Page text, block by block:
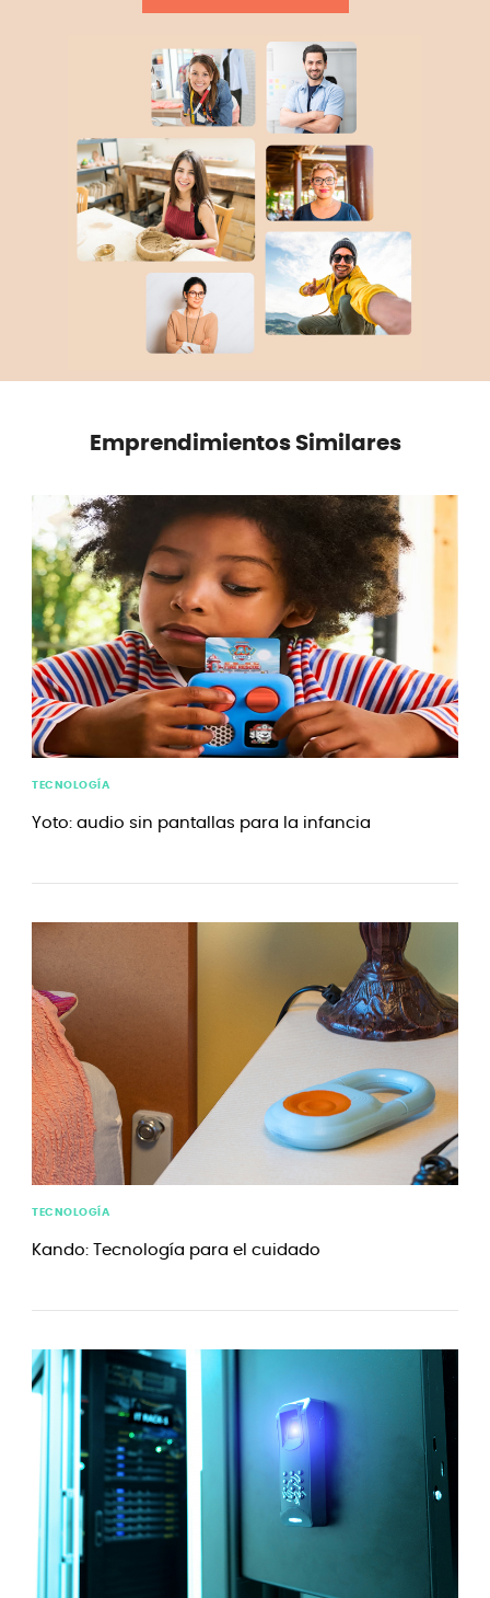
Emprendimientos Similares
TECNOLOGÍA
Yoto: audio sin pantallas para la infancia
TECNOLOGÍA
Kando: Tecnología para el cuidado